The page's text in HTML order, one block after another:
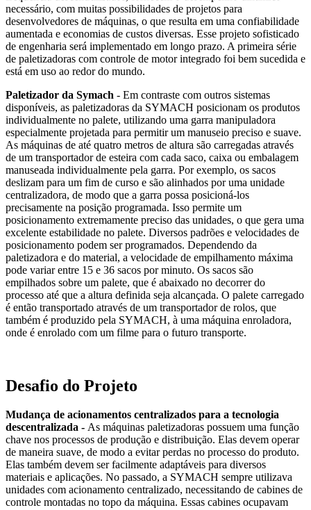
necessário, com muitas possibilidades de projetos para
desenvolvedores de máquinas, o que resulta em uma confiabilidade
aumentada e economias de custos diversas. Esse projeto sofisticado
de engenharia será implementado em longo prazo. A primeira série
de paletizadoras com controle de motor integrado foi bem sucedida e
está em uso ao redor do mundo.
Paletizador da Symach - Em contraste com outros sistemas
disponíveis, as paletizadoras da SYMACH posicionam os produtos
individualmente no palete, utilizando uma garra manipuladora
especialmente projetada para permitir um manuseio preciso e suave.
As máquinas de até quatro metros de altura são carregadas através
de um transportador de esteira com cada saco, caixa ou embalagem
manuseada individualmente pela garra. Por exemplo, os sacos
deslizam para um fim de curso e são alinhados por uma unidade
centralizadora, de modo que a garra possa posicioná-los
precisamente na posição programada. Isso permite um
posicionamento extremamente preciso das unidades, o que gera uma
excelente estabilidade no palete. Diversos padrões e velocidades de
posicionamento podem ser programados. Dependendo da
paletizadora e do material, a velocidade de empilhamento máxima
pode variar entre 15 e 36 sacos por minuto. Os sacos são
empilhados sobre um palete, que é abaixado no decorrer do
processo até que a altura definida seja alcançada. O palete carregado
é então transportado através de um transportador de rolos, que
também é produzido pela SYMACH, à uma máquina enroladora,
onde é enrolado com um filme para o futuro transporte.
Desafio do Projeto
Mudança de acionamentos centralizados para a tecnologia
descentralizada - As máquinas paletizadoras possuem uma função
chave nos processos de produção e distribuição. Elas devem operar
de maneira suave, de modo a evitar perdas no processo do produto.
Elas também devem ser facilmente adaptáveis para diversos
materiais e aplicações. No passado, a SYMACH sempre utilizava
unidades com acionamento centralizado, necessitando de cabines de
controle montadas no topo da máquina. Essas cabines ocupavam